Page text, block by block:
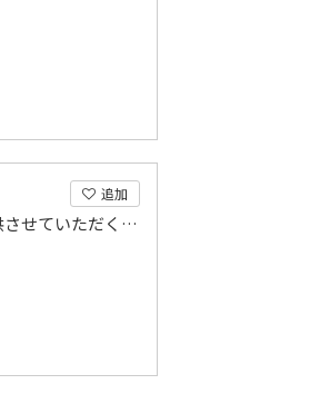
追加
創業90年「適切なご葬儀」「適正な価格」でご提供させていただく事をお約束致します